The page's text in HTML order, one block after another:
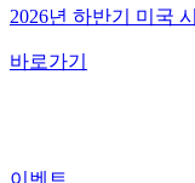
미국 대표지수 ETF